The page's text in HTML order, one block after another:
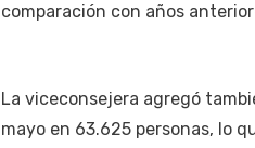
comparación con años
La viceconsejera agregó
mayo en 63.625 personas, lo